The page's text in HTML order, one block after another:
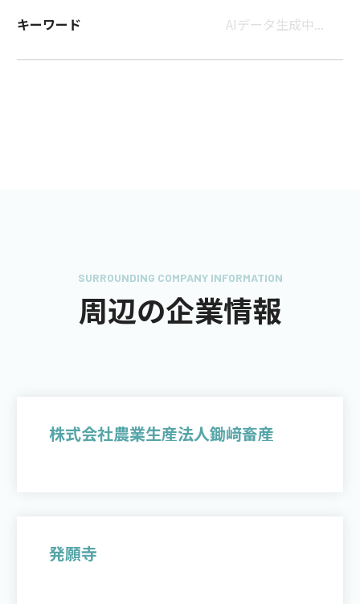
キーワード AIデータ生成中...
SURROUNDING COMPANY INFORMATION
周辺の企業情報
株式会社農業生産法人鋤﨑畜産
発願寺